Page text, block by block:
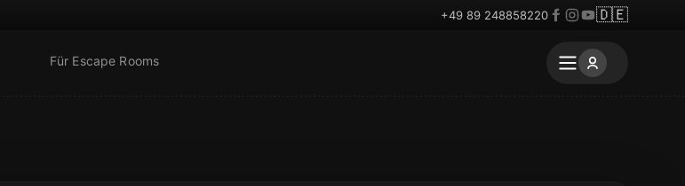
+49 89 248858220 🇩🇪
Für Escape Rooms